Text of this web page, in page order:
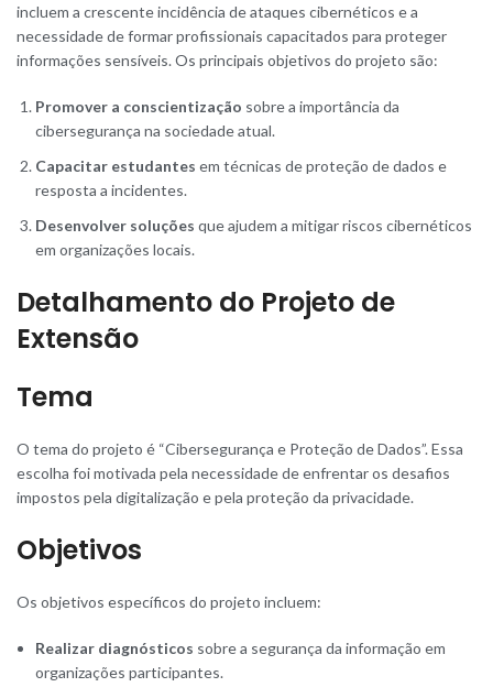
incluem a crescente incidência de ataques cibernéticos e a
necessidade de formar profissionais capacitados para proteger
informações sensíveis. Os principais objetivos do projeto são:
Promover a conscientização sobre a importância da
cibersegurança na sociedade atual.
Capacitar estudantes em técnicas de proteção de dados e
resposta a incidentes.
Desenvolver soluções que ajudem a mitigar riscos cibernéticos
em organizações locais.
Detalhamento do Projeto de
Extensão
Tema
O tema do projeto é “Cibersegurança e Proteção de Dados”. Essa
escolha foi motivada pela necessidade de enfrentar os desafios
impostos pela digitalização e pela proteção da privacidade.
Objetivos
Os objetivos específicos do projeto incluem:
Realizar diagnósticos sobre a segurança da informação em
organizações participantes.